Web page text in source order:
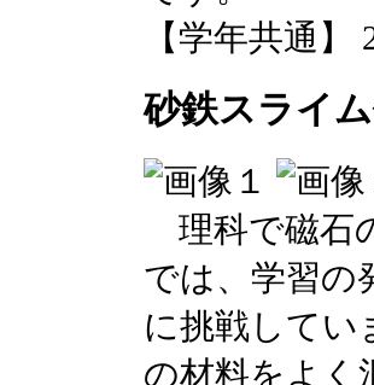
【学年共通】
砂鉄スライ
理科で磁石
では、学習の
に挑戦してい
の材料をよく